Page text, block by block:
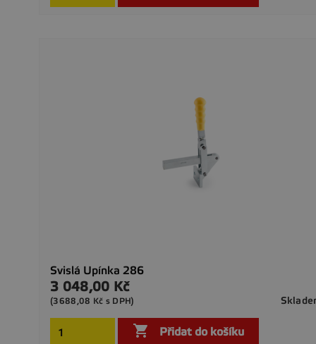
Svislá Upínka 286
Cena
3 048,00 Kč
(3688,08 Kč s DPH)
 Přidat do košíku